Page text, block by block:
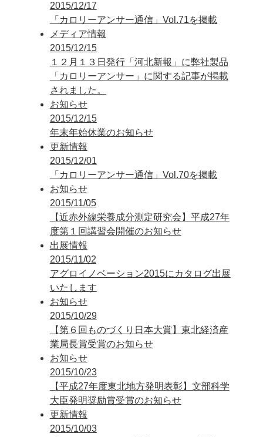
2015/12/17
「カロリーアンサー通信」Vol.71を掲載
メディア情報
2015/12/15
１２月１３日発行「河北新報」に弊社製品
「カロリーアンサー」に関する記事が掲載
されました。
お知らせ
2015/12/15
年末年始休業のお知らせ
更新情報
2015/12/01
「カロリーアンサー通信」Vol.70を掲載
お知らせ
2015/11/05
【近赤外線栄養成分測定研究会】平成27年
度第１回講習会開催のお知らせ
出展情報
2015/11/02
アグロイノベーション2015にカタログ出展
いたします
お知らせ
2015/10/29
【第６回ものづくり日本大賞】東北経済産
業局長賞受賞のお知らせ
お知らせ
2015/10/23
【平成27年度東北地方発明表彰】文部科学
大臣発明奨励賞受賞のお知らせ
更新情報
2015/10/03